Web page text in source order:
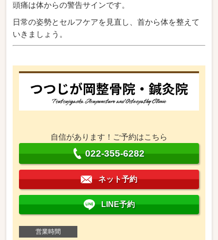
頭痛は体からの警告サインです。
日常の姿勢とセルフケアを見直し、首から体を整えて
いきましょう。
自信があります！ご予約はこちら
022-355-6282
ネット予約
LINE予約
営業時間